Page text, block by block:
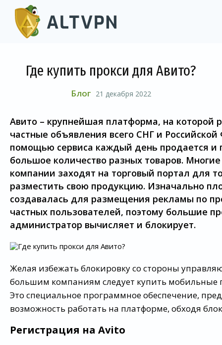
Где купить прокси для Авито?
Блог 21 декабря 2022
Авито – крупнейшая платформа, на которой
частные объявления всего СНГ и
помощью сервиса каждый день продается и
большое количество разных товаров.
компании заходят на торговый портал для
разместить свою продукцию. Изначально
создавалась для размещения рекламы по
частных пользователей, поэтому большие
администратор вычисляет и блокирует.
Желая избежать блокировку со стороны
большим компаниям следует купить мобильные
Это специальное программное обеспечение,
возможность работать на платформе, обходя
Регистрация на Avito